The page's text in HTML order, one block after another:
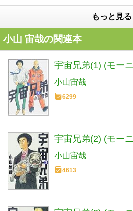
もっと見る
小山 宙哉の関連本
宇宙兄弟(1) (モー
小山宙哉
6299
宇宙兄弟(2) (モー
小山宙哉
4613